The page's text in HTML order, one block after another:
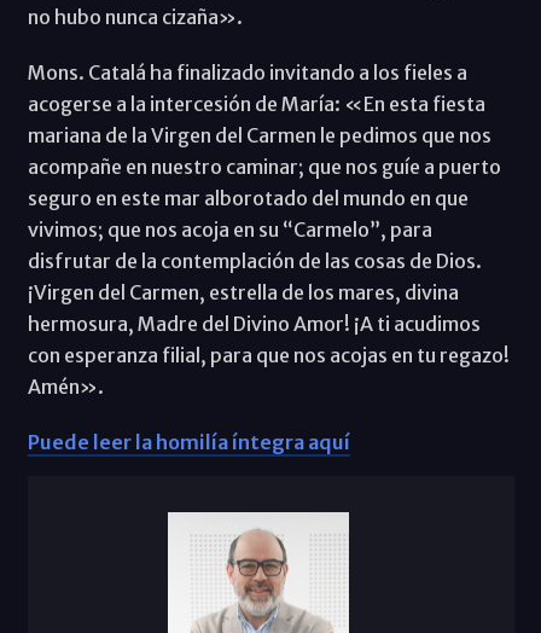
no hubo nunca cizaña».
Mons. Catalá ha finalizado invitando a los fieles a
acogerse a la intercesión de María: «En esta fiesta
mariana de la Virgen del Carmen le pedimos que nos
acompañe en nuestro caminar; que nos guíe a puerto
seguro en este mar alborotado del mundo en que
vivimos; que nos acoja en su “Carmelo”, para
disfrutar de la contemplación de las cosas de Dios.
¡Virgen del Carmen, estrella de los mares, divina
hermosura, Madre del Divino Amor! ¡A ti acudimos
con esperanza filial, para que nos acojas en tu regazo!
Amén».
Puede leer la homilía íntegra aquí